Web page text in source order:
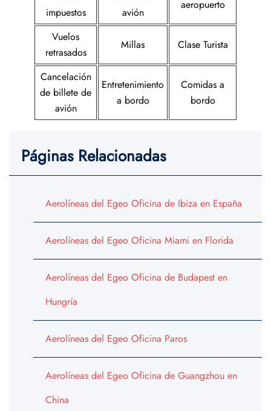
impuestos
avión
aeropuerto
Vuelos
retrasados
Millas Clase Turista
Cancelación
de billete de
avión
Entretenimiento
a bordo
Comidas a
bordo
Páginas Relacionadas
Aerolíneas del Egeo Oficina de Ibiza en España
Aerolíneas del Egeo Oficina Miami en Florida
Aerolíneas del Egeo Oficina de Budapest en
Hungría
Aerolíneas del Egeo Oficina Paros
Aerolíneas del Egeo Oficina de Guangzhou en
China